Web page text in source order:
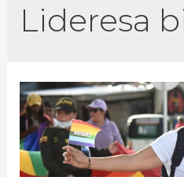
Lideresa